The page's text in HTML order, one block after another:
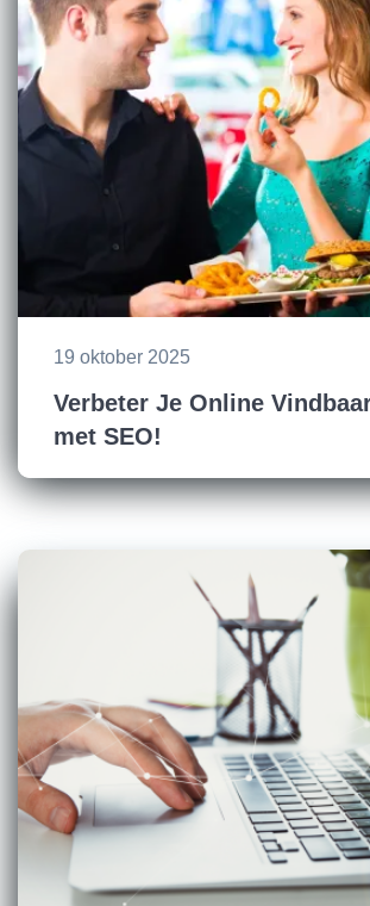
19 oktober 2025
Verbeter Je Online
met SEO!